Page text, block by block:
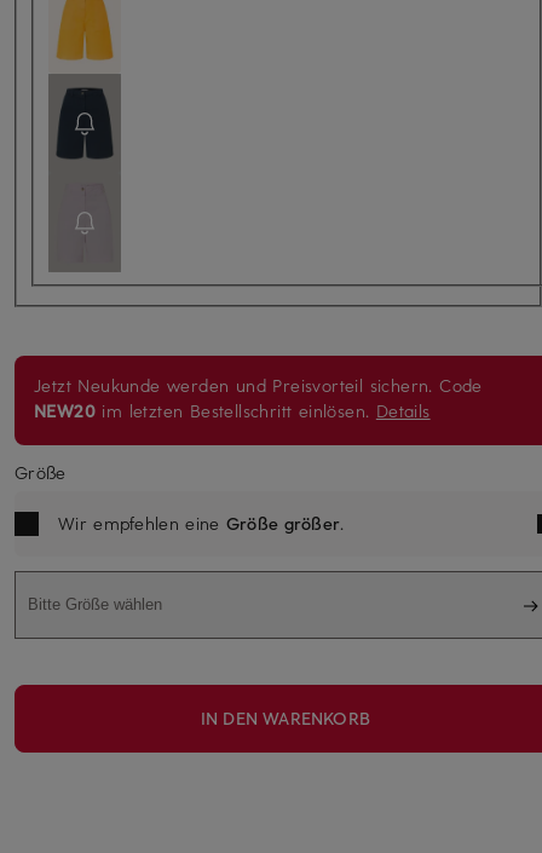
Jetzt Neukunde werden und Preisvorteil sichern. Code
NEW20 im letzten Bestellschritt einlösen. Details
Größe
Wir empfehlen eine Größe größer.
Bitte Größe wählen
IN DEN WARENKORB